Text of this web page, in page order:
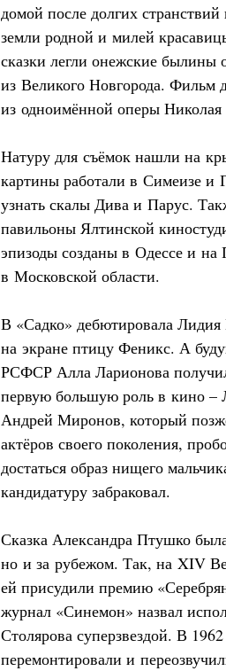
домой после долгих
земли родной и милей
сказки легли онежские былины
из Великого Новгорода. Фильм
из одноимённой оперы Николая
Натуру для съёмок нашли на
картины работали в Симеизе и
узнать скалы Дива и Парус.
павильоны Ялтинской
эпизоды созданы в Одессе и на
в Московской области.
В «Садко» дебютировала
на экране птицу Феникс. А
РСФСР Алла Ларионова
первую большую роль в кино
Андрей Миронов, который
актёров своего поколения,
достаться образ нищего
кандидатуру забраковал.
Сказка Александра Птушко
но и за рубежом. Так, на XIV
ей присудили премию
журнал «Синемон» назвал
Столярова суперзвездой. В
перемонтировали и